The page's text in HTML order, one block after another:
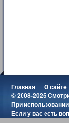
Главная О сайте
© 2008-2025
При
Если у вас есть